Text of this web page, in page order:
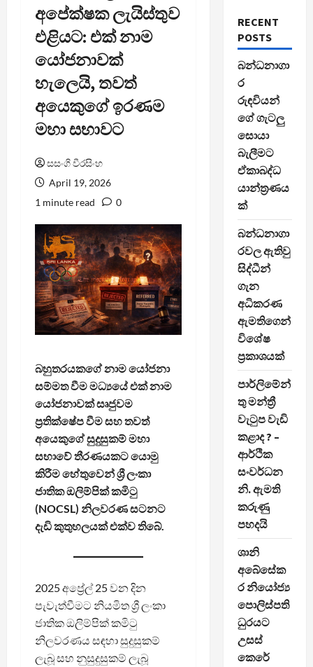
අපේක්ෂක ලැයිස්තුව
එළියට: එක් නාම
යෝජනාවක්
හැලෙයි, තවත්
අයෙකුගේ ඉරණම
මහා සභාවට
සසංගි වීරසිංහ
April 19, 2026
1 minute read
0
බහුතරයකගේ නාම යෝජනා
සම්මත වීම මධ්‍යයේ එක් නාම
යෝජනාවක් සෘජුවම
ප්‍රතික්ෂේප වීම සහ තවත්
අයෙකුගේ සුදුසුකම් මහා
සභාවේ තීරණයකට යොමු
කිරීම හේතුවෙන් ශ්‍රී ලංකා
ජාතික ඔලිම්පික් කමිටු
(NOCSL) නිලවරණ සටනට
දැඩි කුතුහලයක් එක්ව තිබේ.
2025 අප්‍රේල් 25 වන දින
පැවැත්වීමට නියමිත ශ්‍රී ලංකා
ජාතික ඔලිම්පික් කමිටු
නිලවරණය සඳහා සුදුසුකම්
ලැබූ සහ නුසුදුසුකම් ලැබූ
RECENT
POSTS
බන්ධනාගා
ර
රුඳවියන්
ගේ ගැටලු
සොයා
බැලීමට
ඒකාබද්ධ
යාන්ත්‍රණය
ක්
බන්ධනාගා
රවල ඇතිවු
සිද්ධීන්
ගැන
අධිකරණ
ඇමතිගෙන්
විශේෂ
ප්‍රකාශයක්
පාර්ලිමේන්
තු මන්ත්‍රී
වැටුප වැඩි
කළාද ? –
ආර්ථික
සංවර්ධන
නි. ඇමති
කරුණු
පහදයි
ශානි
අබේසේක
ර නියෝජ්‍ය
පොලිස්පති
ධුරයට
උසස්
කෙරේ